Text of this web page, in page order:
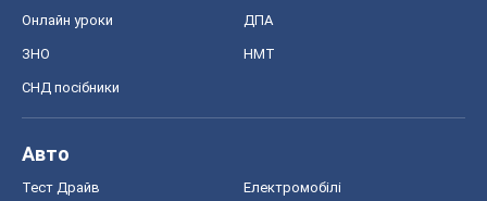
Онлайн уроки ДПА
ЗНО НМТ
СНД посібники
Авто
Тест Драйв Електромобілі